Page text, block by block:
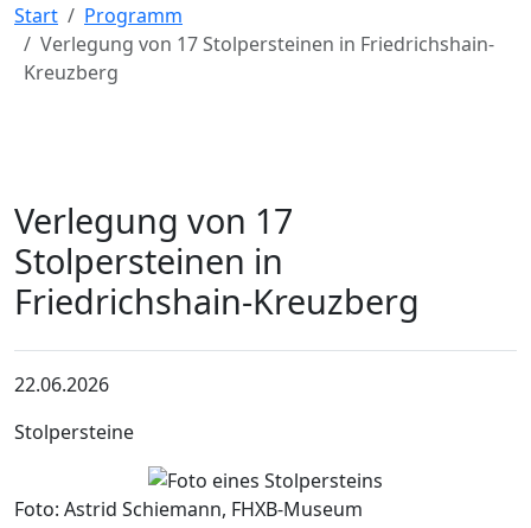
Start
Programm
Verlegung von 17 Stolpersteinen in Friedrichshain-
Kreuzberg
Verlegung von 17
Stolpersteinen in
Friedrichshain-Kreuzberg
22.06.2026
Stolpersteine
Foto: Astrid Schiemann, FHXB-Museum